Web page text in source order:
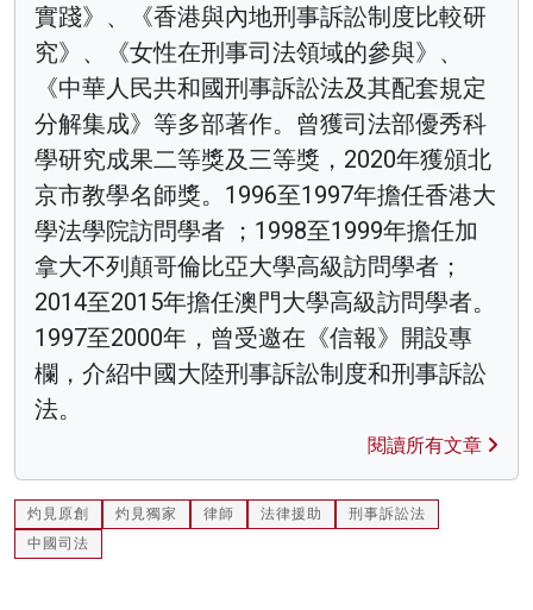
實踐》、《香港與內地刑事訴訟制度比較研
究》、《女性在刑事司法領域的參與》、
《中華人民共和國刑事訴訟法及其配套規定
分解集成》等多部著作。曾獲司法部優秀科
學研究成果二等獎及三等獎，2020年獲頒北
京市教學名師獎。1996至1997年擔任香港大
學法學院訪問學者 ；1998至1999年擔任加
拿大不列顛哥倫比亞大學高級訪問學者；
2014至2015年擔任澳門大學高級訪問學者。
1997至2000年，曾受邀在《信報》開設專
欄，介紹中國大陸刑事訴訟制度和刑事訴訟
法。
閱讀所有文章
灼見原創 灼見獨家 律師 法律援助
刑事訴訟法
中國司法